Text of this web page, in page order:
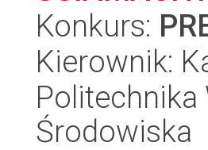
Konkurs:
Kierownik:
Politechnika
Środowiska